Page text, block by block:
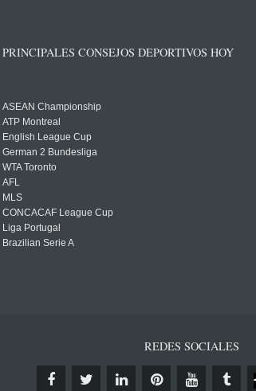
PRINCIPALES CONSEJOS DEPORTIVOS HOY
ASEAN Championship
ATP Montreal
English League Cup
German 2 Bundesliga
WTA Toronto
AFL
MLS
CONCACAF League Cup
Liga Portugal
Brazilian Serie A
REDES SOCIALES